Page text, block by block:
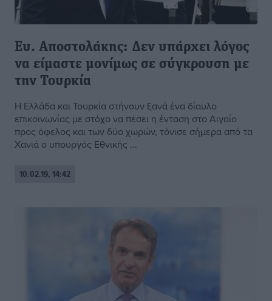
Ευ. Αποστολάκης: Δεν υπάρχει λόγος
να είμαστε μονίμως σε σύγκρουση με
την Τουρκία
Η Ελλάδα και Τουρκία στήνουν ξανά ένα δίαυλο
επικοινωνίας με στόχο να πέσει η ένταση στο Αιγαίο
προς όφελος και των δύο χωρών, τόνισε σήμερα από τα
Χανιά ο υπουργός Εθνικής ...
10.02.19, 14:42